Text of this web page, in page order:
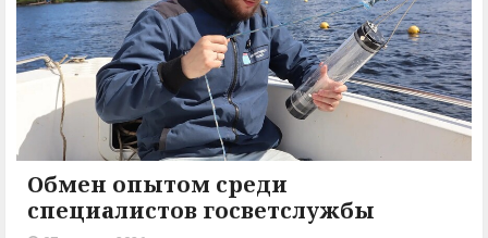
Обмен опытом среди
специалистов госветслужбы